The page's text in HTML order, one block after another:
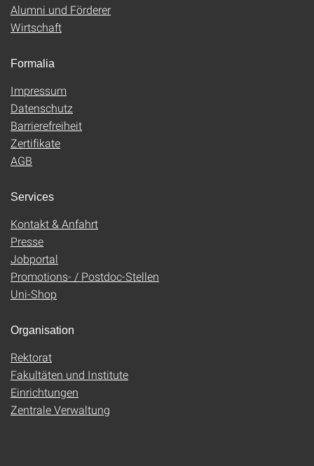
Alumni und Förderer
Wirtschaft
Formalia
Impressum
Datenschutz
Barrierefreiheit
Zertifikate
AGB
Services
Kontakt & Anfahrt
Presse
Jobportal
Promotions- / Postdoc-Stellen
Uni-Shop
Organisation
Rektorat
Fakultäten und Institute
Einrichtungen
Zentrale Verwaltung